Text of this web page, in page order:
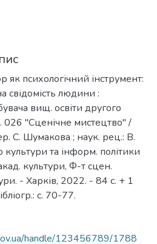
психологічний інструмент:
свідомість людини :
вищ. освіти другого
026 "Сценічне мистецтво" /
С. Шумакова ; наук. рец.: В.
культури та інформ. політики
культури, Ф-т сцен.
- Харків, 2022. - 84 с. + 1
с. 70-77.
handle/123456789/1788